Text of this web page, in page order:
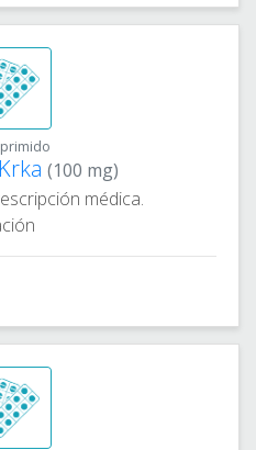
(100 mg)
médica.